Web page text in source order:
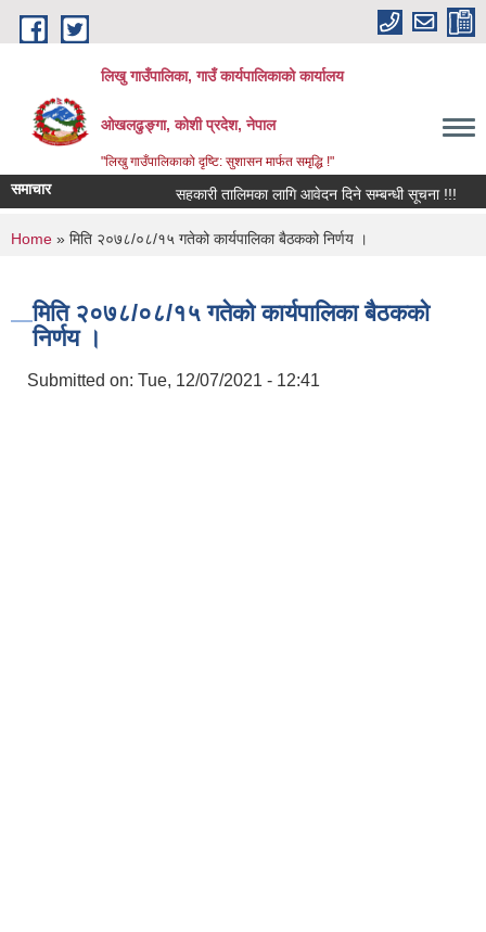
Skip to main content
लिखु गाउँपालिका, गाउँ कार्यपालिकाको कार्यालय
ओखलढुङ्गा, कोशी प्रदेश, नेपाल
"लिखु गाउँपालिकाको दृष्टि: सुशासन मार्फत समृद्धि !"
समाचार सहकारी तालिमका लागि आवेदन दिने सम्बन्धी सूचना !!!
You are here
Home » मिति २०७८/०८/१५ गतेको कार्यपालिका बैठकको निर्णय ।
मिति २०७८/०८/१५ गतेको कार्यपालिका बैठकको
निर्णय ।
Submitted on: Tue, 12/07/2021 - 12:41